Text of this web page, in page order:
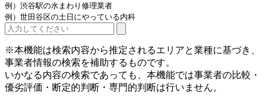
例）渋谷駅の水まわり修理業者
例）世田谷区の土日にやっている内科
※本機能は検索内容から推定されるエリアと業種に基づき、
事業者情報の検索を補助するものです。
いかなる内容の検索であっても、本機能では事業者の比較・
優劣評価・断定的判断・専門的判断は行いません。